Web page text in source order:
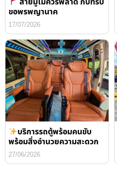
ขอพรพญานาค
17/07/2026
บริการรถตู้พร้อมคนขับ
พร้อมสิ่งอำนวยความสะดวก
27/06/2026